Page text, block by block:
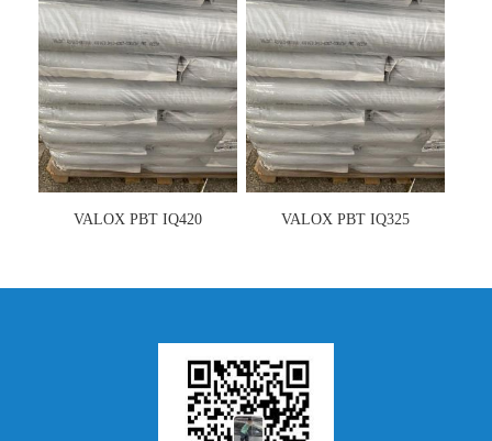
VALOX PBT IQ420 VALOX PBT IQ325